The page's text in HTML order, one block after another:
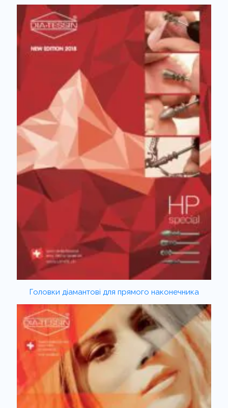
Головки діамантові для прямого наконечника